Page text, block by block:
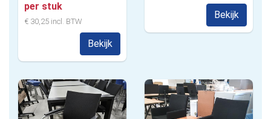
per stuk
€ 30,25 incl. BTW
Bekijk
Bekijk